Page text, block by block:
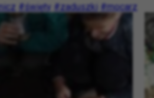
#święty #zaduszki #mocarz